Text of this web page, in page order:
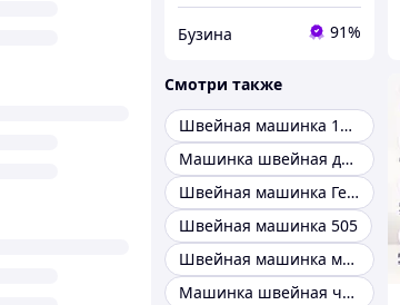
Бузина 91%
Смотри также
Швейная машинка 12в1
Машинка швейная для начинающих
Швейная машинка Германия
Швейная машинка 505
Швейная машинка механическая
Машинка швейная чайка